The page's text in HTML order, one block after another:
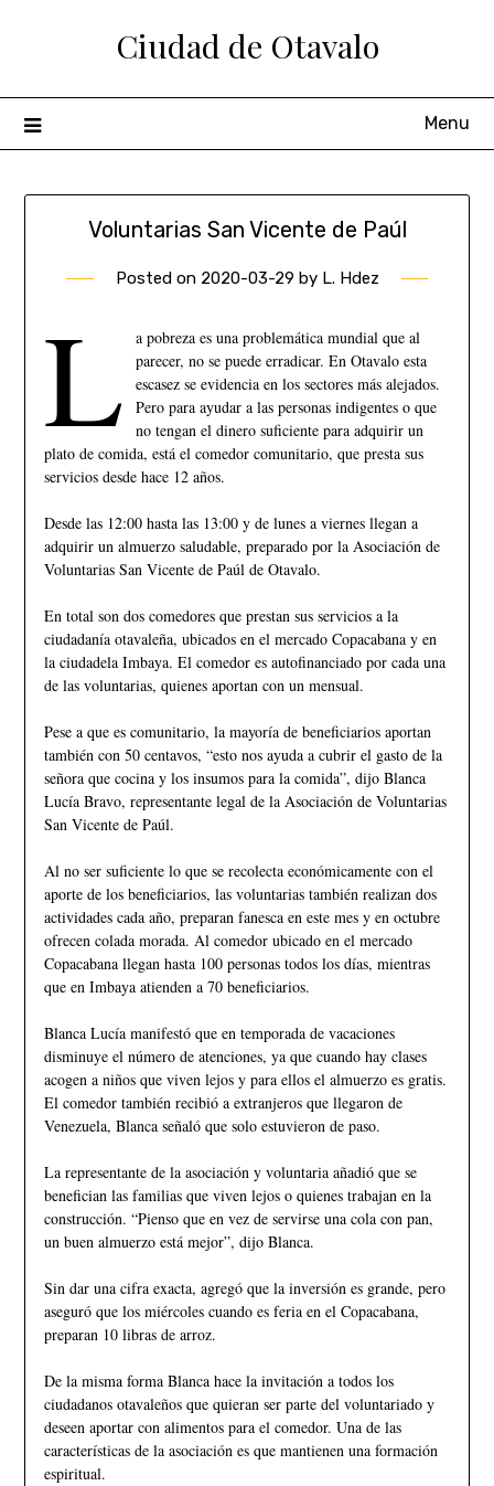
Ciudad de Otavalo
Menu
Voluntarias San Vicente de Paúl
Posted on 2020-03-29 by L. Hdez
L
a pobreza es una problemática mundial que al
parecer, no se puede erradicar. En Otavalo esta
escasez se evidencia en los sectores más alejados.
Pero para ayudar a las personas indigentes o que
no tengan el dinero suficiente para adquirir un
plato de comida, está el comedor comunitario, que presta sus
servicios desde hace 12 años.
Desde las 12:00 hasta las 13:00 y de lunes a viernes llegan a
adquirir un almuerzo saludable, preparado por la Asociación de
Voluntarias San Vicente de Paúl de Otavalo.
En total son dos comedores que prestan sus servicios a la
ciudadanía otavaleña, ubicados en el mercado Copacabana y en
la ciudadela Imbaya. El comedor es autofinanciado por cada una
de las voluntarias, quienes aportan con un mensual.
Pese a que es comunitario, la mayoría de beneficiarios aportan
también con 50 centavos, “esto nos ayuda a cubrir el gasto de la
señora que cocina y los insumos para la comida”, dijo Blanca
Lucía Bravo, representante legal de la Asociación de Voluntarias
San Vicente de Paúl.
Al no ser suficiente lo que se recolecta económicamente con el
aporte de los beneficiarios, las voluntarias también realizan dos
actividades cada año, preparan fanesca en este mes y en octubre
ofrecen colada morada. Al comedor ubicado en el mercado
Copacabana llegan hasta 100 personas todos los días, mientras
que en Imbaya atienden a 70 beneficiarios.
Blanca Lucía manifestó que en temporada de vacaciones
disminuye el número de atenciones, ya que cuando hay clases
acogen a niños que viven lejos y para ellos el almuerzo es gratis.
El comedor también recibió a extranjeros que llegaron de
Venezuela, Blanca señaló que solo estuvieron de paso.
La representante de la asociación y voluntaria añadió que se
benefician las familias que viven lejos o quienes trabajan en la
construcción. “Pienso que en vez de servirse una cola con pan,
un buen almuerzo está mejor”, dijo Blanca.
Sin dar una cifra exacta, agregó que la inversión es grande, pero
aseguró que los miércoles cuando es feria en el Copacabana,
preparan 10 libras de arroz.
De la misma forma Blanca hace la invitación a todos los
ciudadanos otavaleños que quieran ser parte del voluntariado y
deseen aportar con alimentos para el comedor. Una de las
características de la asociación es que mantienen una formación
espiritual.